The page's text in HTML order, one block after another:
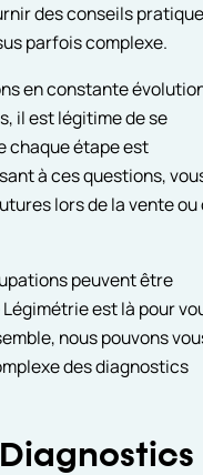
des conseils
parfois complexe.
en constante
il est légitime de se
chaque étape est
à ces questions,
lors de la vente ou
peuvent être
est là pour
nous pouvons
des diagnostics